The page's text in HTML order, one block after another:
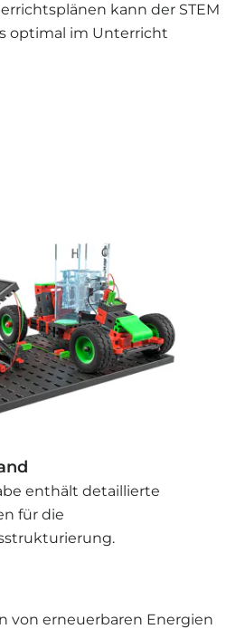
kann der STEM
optimal im Unterricht
enthält detaillierte
für die
von erneuerbaren Energien